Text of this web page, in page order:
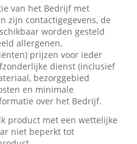
van het Bedrijf met
zijn contactigegevens, de
worden gesteld
allergenen,
prijzen voor ieder
dienst (inclusief
bezorggebied
en minimale
over het Bedrijf.
product met een wettelijke
niet beperkt tot